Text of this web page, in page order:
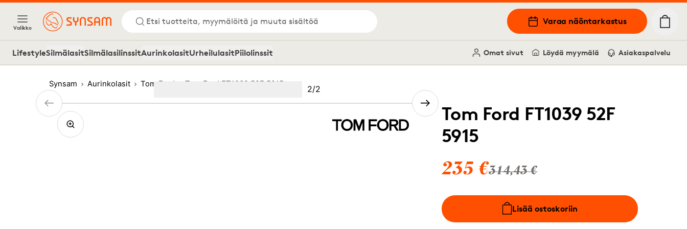
Valikko
Etsi tuotteita, myymälöitä ja muuta sisältöä Varaa näöntarkastus
LifestyleSilmälasitSilmälasilinssitAurinkolasitUrheilulasitPiilolinssit Omat sivut Löydä myymälä Asiakaspalvelu
Synsam Aurinkolasit Tom Ford Tom Ford FT1039 52F 5915
Tom Ford FT1039 52F
5915
235 €314,43 €
Lisää ostoskoriin
Kuva
2/2
(Current image)